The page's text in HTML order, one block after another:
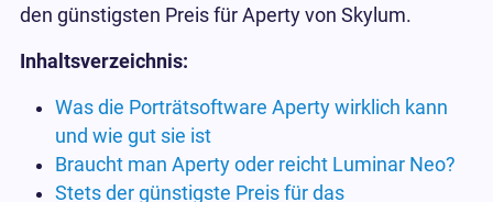
den günstigsten Preis für Aperty von Skylum.
Inhaltsverzeichnis:
Was die Porträtsoftware Aperty wirklich kann
und wie gut sie ist
Braucht man Aperty oder reicht Luminar Neo?
Stets der günstigste Preis für das